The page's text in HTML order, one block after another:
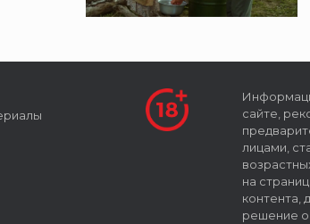
сайте,
лицами,
на
контента,
решение о